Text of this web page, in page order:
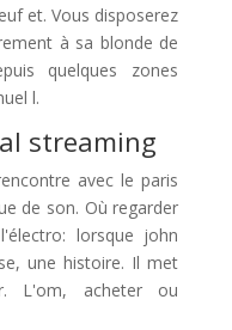
et. Vous disposerez
à sa blonde de
quelques zones
l.
streaming
avec le paris
de son. Où regarder
lorsque john
une histoire. Il met
L'om, acheter ou